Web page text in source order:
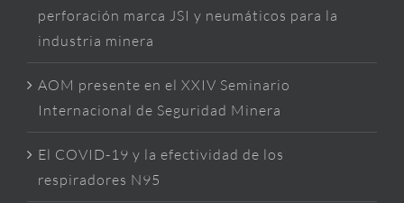
perforación marca JSI y neumáticos para la
industria minera
AOM presente en el XXIV Seminario
Internacional de Seguridad Minera
El COVID-19 y la efectividad de los
respiradores N95